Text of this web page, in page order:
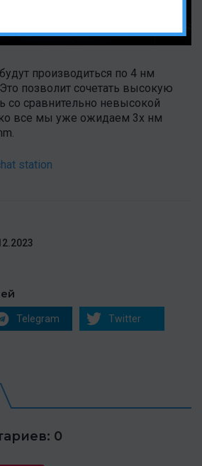
производиться по 4 нм
позволит сочетать высокую
со сравнительно невысокой
все мы уже ожидаем 3х нм
station
Telegram Twitter
0